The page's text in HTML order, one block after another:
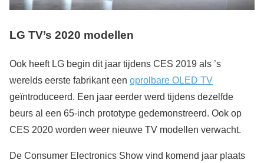
LG TV’s 2020 modellen
Ook heeft LG begin dit jaar tijdens CES 2019 als ’s
werelds eerste fabrikant een oprolbare OLED TV
geïntroduceerd. Een jaar eerder werd tijdens dezelfde
beurs al een 65-inch prototype gedemonstreerd. Ook op
CES 2020 worden weer nieuwe TV modellen verwacht.
De Consumer Electronics Show vind komend jaar plaats